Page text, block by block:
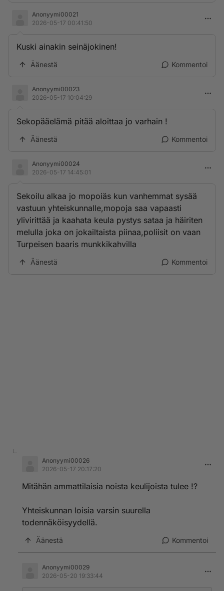
Anonyymi00021
2026-05-17 00:41:50
Kuski ainakin seinäjokinen!
Äänestä Kommentoi
Anonyymi00023
2026-05-17 10:04:29
Sekopääelämä pitää aloittaa jo varhain !
Äänestä Kommentoi
Anonyymi00024
2026-05-17 14:45:01
Sekoilu alkaa jo mopoiäs kun vanhemmat sysää
vastuun yhteiskunnalle,mopoja saa vapaasti
ylivirittää ja kaahata keula pystys sataa ja häiriten
melulla joka on jokailtaista piinaa,poliisit on vaan
Turpeisen baaris munkkikahvilla
Äänestä Kommentoi
Anonyymi00026
2026-05-17 20:17:20
Mitähän ammattilaisia noista keulijoista tulee !?
Yhteiskunnan loisia varsin suurella
todennäköisyydellä.
Äänestä Kommentoi
Anonyymi00029
2026-05-20 19:33:44